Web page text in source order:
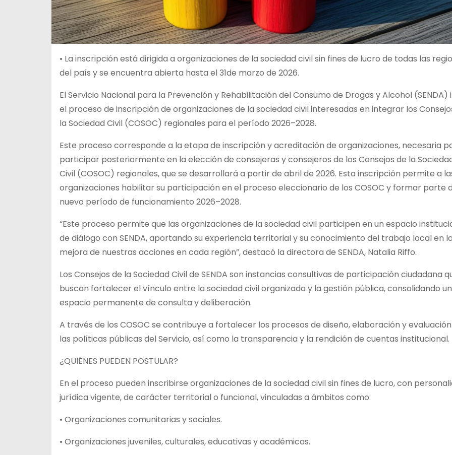
• La inscripción está dirigida a organizaciones de la sociedad civil sin fines de lucro de todas las
del país y se encuentra abierta hasta el 31de marzo de 2026.
El Servicio Nacional para la Prevención y Rehabilitación del Consumo de Drogas y Alcohol (SENDA)
el proceso de inscripción de organizaciones de la sociedad civil interesadas en integrar los
la Sociedad Civil (COSOC) regionales para el período 2026–2028.
Este proceso corresponde a la etapa de inscripción y acreditación de organizaciones, necesaria
participar posteriormente en la elección de consejeras y consejeros de los Consejos de la
Civil (COSOC) regionales, que se desarrollará a partir de abril de 2026. Esta inscripción permite a
organizaciones habilitar su participación en el proceso eleccionario de los COSOC y formar parte
nuevo período de funcionamiento 2026–2028.
“Este proceso permite que las organizaciones de la sociedad civil participen en un espacio
de diálogo con SENDA, aportando su experiencia territorial y su conocimiento del trabajo local en la
mejora de nuestras acciones en cada región”, destacó la directora de SENDA, Natalia Riffo.
Los Consejos de la Sociedad Civil de SENDA son instancias consultivas de participación ciudadana
buscan fortalecer el vínculo entre la sociedad civil organizada y la gestión pública, consolidando un
espacio permanente de consulta y deliberación.
A través de los COSOC se contribuye a fortalecer los procesos de diseño, elaboración y
las políticas públicas del Servicio, así como la transparencia y la rendición de cuentas institucional.
¿QUIÉNES PUEDEN POSTULAR?
En el proceso pueden inscribirse organizaciones de la sociedad civil sin fines de lucro, con
jurídica vigente, de carácter territorial o funcional, vinculadas a ámbitos como:
• Organizaciones comunitarias y sociales.
• Organizaciones juveniles, culturales, educativas y académicas.